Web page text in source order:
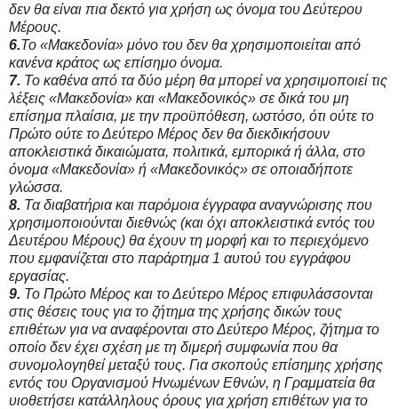
δεν θα είναι πια δεκτό για χρήση ως όνομα του Δεύτερου
Μέρους.
6.Το «Μακεδονία» μόνο του δεν θα χρησιμοποιείται από
κανένα κράτος ως επίσημο όνομα.
7. Το καθένα από τα δύο μέρη θα μπορεί να χρησιμοποιεί τις
λέξεις «Μακεδονία» και «Μακεδονικός» σε δικά του μη
επίσημα πλαίσια, με την προϋπόθεση, ωστόσο, ότι ούτε το
Πρώτο ούτε το Δεύτερο Μέρος δεν θα διεκδικήσουν
αποκλειστικά δικαιώματα, πολιτικά, εμπορικά ή άλλα, στο
όνομα «Μακεδονία» ή «Μακεδονικός» σε οποιαδήποτε
γλώσσα.
8. Τα διαβατήρια και παρόμοια έγγραφα αναγνώρισης που
χρησιμοποιούνται διεθνώς (και όχι αποκλειστικά εντός του
Δευτέρου Μέρους) θα έχουν τη μορφή και το περιεχόμενο
που εμφανίζεται στο παράρτημα 1 αυτού του εγγράφου
εργασίας.
9. Το Πρώτο Μέρος και το Δεύτερο Μέρος επιφυλάσσονται
στις θέσεις τους για το ζήτημα της χρήσης δικών τους
επιθέτων για να αναφέρονται στο Δεύτερο Μέρος, ζήτημα το
οποίο δεν έχει σχέση με τη διμερή συμφωνία που θα
συνομολογηθεί μεταξύ τους. Για σκοπούς επίσημης χρήσης
εντός του Οργανισμού Ηνωμένων Εθνών, η Γραμματεία θα
υιοθετήσει κατάλληλους όρους για χρήση επιθέτων για το